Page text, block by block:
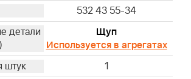
532 43 55-34
Щуп
Используется в агрегатах
1